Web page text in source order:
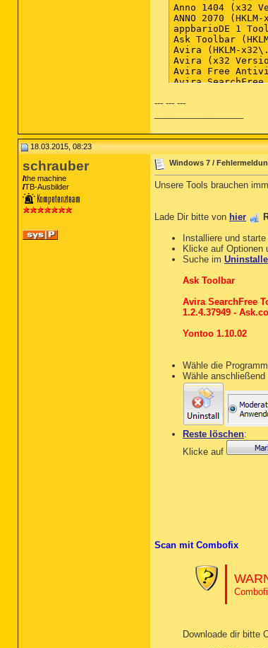
--- --- ---
18.03.2015, 08:23
schrauber
the machine
TB-Ausbilder
Windows 7 /
Unsere Tools brauchen
Lade Dir bitte von hier
Installiere und
Klicke auf Optionen
Suche im
Ask Toolbar
Avira SearchFree
1.2.4.37949 -
Yontoo 1.10.02
Wähle die
Wähle
Reste löschen:
Klicke auf
Scan mit Combofix
Downloade dir bitte